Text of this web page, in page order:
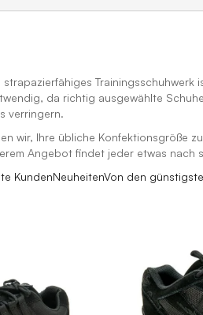
strapazierfähiges
da richtig ausgewählte
verringern.
wir, Ihre übliche Konfektionsgröße
Angebot findet jeder etwas nach
KundenNeuheitenVon den